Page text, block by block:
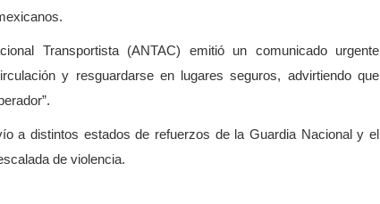
Transportista (ANTAC) emitió un comunicado urgente
y resguardarse en lugares seguros, advirtiendo que
a distintos estados de refuerzos de la Guardia Nacional y el
de violencia.